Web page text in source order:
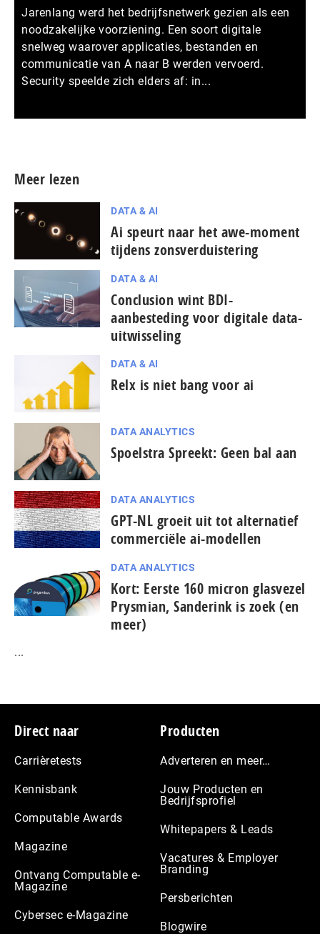
Jarenlang werd het bedrijfsnetwerk gezien als een
noodzakelijke voorziening. Een soort digitale
snelweg waarover applicaties, bestanden en
communicatie van A naar B werden vervoerd.
Security speelde zich elders af: in...
Meer lezen
DATA & AI
Ai speurt naar het awe-moment
tijdens zonsverduistering
DATA & AI
Conclusion wint BDI-
aanbesteding voor digitale data-
uitwisseling
DATA & AI
Relx is niet bang voor ai
DATA ANALYTICS
Spoelstra Spreekt: Geen bal aan
DATA ANALYTICS
GPT-NL groeit uit tot alternatief
commerciële ai-modellen
DATA ANALYTICS
Kort: Eerste 160 micron glasvezel
Prysmian, Sanderink is zoek (en
meer)
...
Footer
Direct naar
Carrièretests
Kennisbank
Computable Awards
Magazine
Ontvang Computable e-
Magazine
Cybersec e-Magazine
Producten
Adverteren en meer…
Jouw Producten en
Bedrijfsprofiel
Whitepapers & Leads
Vacatures & Employer
Branding
Persberichten
Blogwire